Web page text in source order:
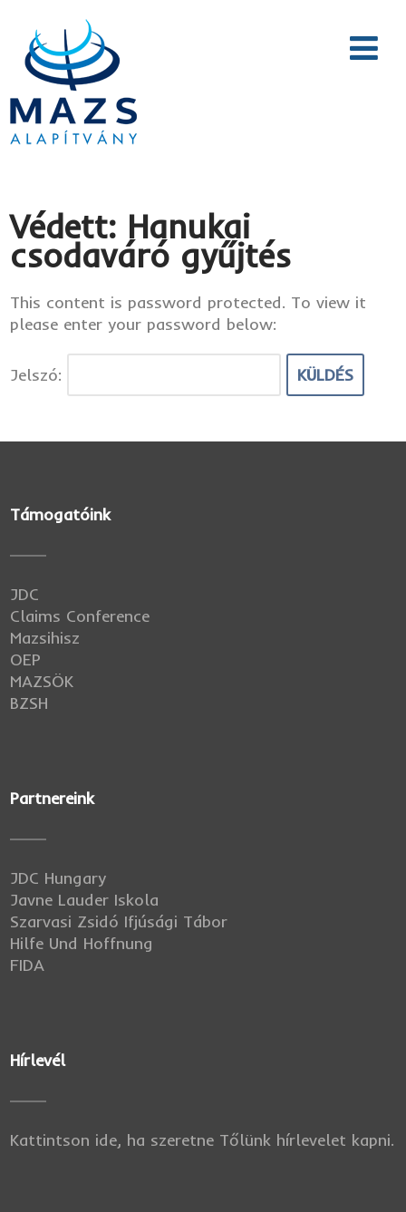
Védett: Hanukai
csodaváró gyűjtés
This content is password protected. To view it
please enter your password below:
Jelszó:
Támogatóink
JDC
Claims Conference
Mazsihisz
OEP
MAZSÖK
BZSH
Partnereink
JDC Hungary
Javne Lauder Iskola
Szarvasi Zsidó Ifjúsági Tábor
Hilfe Und Hoffnung
FIDA
Hírlevél
Kattintson ide, ha szeretne Tőlünk hírlevelet kapni.